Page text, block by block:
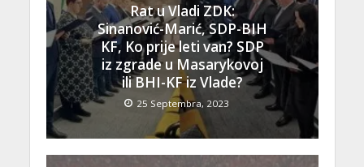
Rat u Vladi ZDK:
Sinanović-Marić, SDP-BIH
KF, Ko prije leti van? SDP
iz zgrade u Masarykovoj
ili BHI-KF iz Vlade?
25 Septembra, 2023